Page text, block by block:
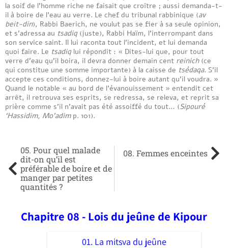
la soif de l’homme riche ne faisait que croître ; aussi demanda-t-
il à boire de l’eau au verre. Le chef du tribunal rabbinique (av
beit-din), Rabbi Baerich, ne voulut pas se fier à sa seule opinion,
et s’adressa au tsadiq(juste), Rabbi Haïm, l’interrompant dans
son service saint. Il lui raconta tout l’incident, et lui demanda
quoi faire. Le tsadiq lui répondit : « Dites-lui que, pour tout
verre d’eau qu’il boira, il devra donner demain cent reinich (ce
qui constitue une somme importante) à la caisse de tsédaqa. S’il
accepte ces conditions, donnez-lui à boire autant qu’il voudra. »
Quand le notable « au bord de l’évanouissement » entendit cet
arrêt, il retrouva ses esprits, se redressa, se releva, et reprit sa
prière comme s’il n’avait pas été assoiffé du tout… (Sipouré
‘Hassidim, Mo’adimp. 101).
05. Pour quel malade
dit-on qu’il est
préférable de boire et de
manger par petites
quantités ?
08. Femmes enceintes
Chapitre 08 - Lois du jeûne de Kipour
01. La mitsva du jeûne